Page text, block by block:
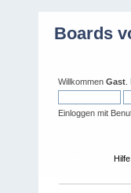
Boards
Willkommen Gast
Einloggen mit
Hilfe